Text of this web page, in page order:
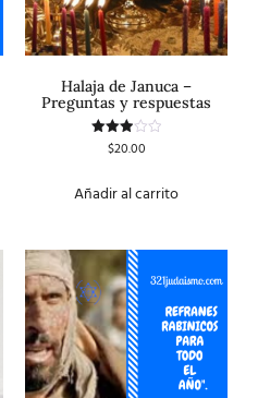
Halaja de Januca –
Preguntas y respuestas
Valorado
$20.00
Añadir al carrito